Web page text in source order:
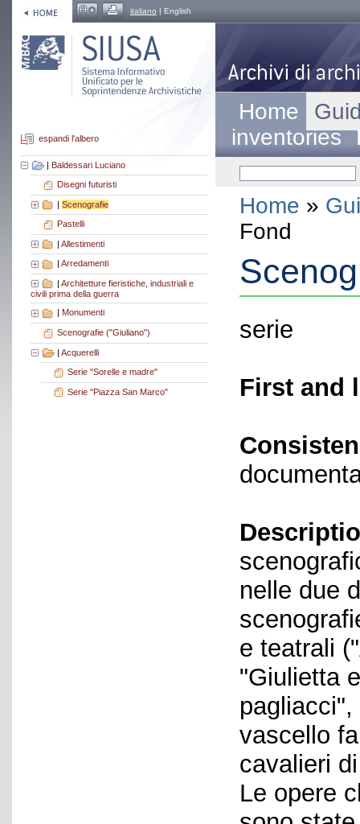
italiano | English
espandi l'albero
| Baldessari Luciano
Disegni futuristi
| Scenografie
Pastelli
| Allestimenti
Arredamenti
| Architetture fieristiche, industriali e
civili prima della guerra
Monumenti
Scenografie ("Giuliano")
| Acquerelli
Serie "Sorelle e madre"
Serie "Piazza San Marco"
Home
inventories
Home »
Fond
serie
First and
nelle due
e teatrali
"Giulietta
vascello
cavalieri
Le opere